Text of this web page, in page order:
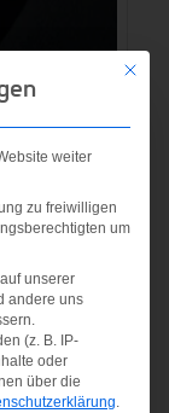
W/
Mit
weiter
zu freiwilligen
um
unserer
andere uns
(z. B. IP-
oder
über die
.